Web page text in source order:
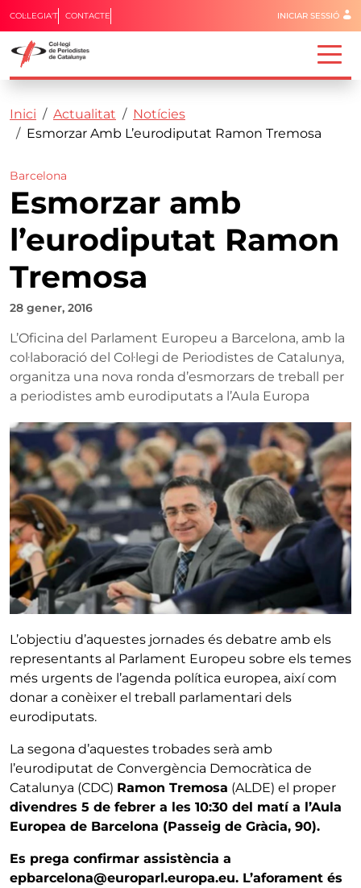
Vés al contingut
Capçalera
COL·LEGIA'T CONTACTE Menú del
INICIAR SESSIÓ
Fil d'ariadna
Inici Actualitat
Notícies
Esmorzar Amb L’eurodiputat Ramon Tremosa
Barcelona
Esmorzar amb
l’eurodiputat Ramon
Tremosa
28 gener, 2016
L’Oficina del Parlament Europeu a Barcelona, amb la
col·laboració del Col·legi de Periodistes de Catalunya,
organitza una nova ronda d’esmorzars de treball per
a periodistes amb eurodiputats a l’Aula Europa
L’objectiu d’aquestes jornades és debatre amb els
representants al Parlament Europeu sobre els temes
més urgents de l’agenda política europea, així com
donar a conèixer el treball parlamentari dels
eurodiputats.
La segona d’aquestes trobades serà amb
l’eurodiputat de Convergència Democràtica de
Catalunya (CDC) Ramon Tremosa (ALDE) el proper
divendres 5 de febrer a les 10:30 del matí a l’Aula
Europea de Barcelona (Passeig de Gràcia, 90).
Es prega confirmar assistència a
epbarcelona@europarl.europa.eu. L’aforament és